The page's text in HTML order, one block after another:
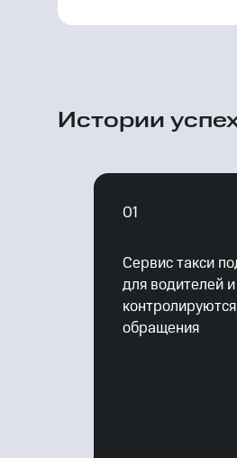
для
промышленности
Истории
01
Сервис такси
для водителей
обращения